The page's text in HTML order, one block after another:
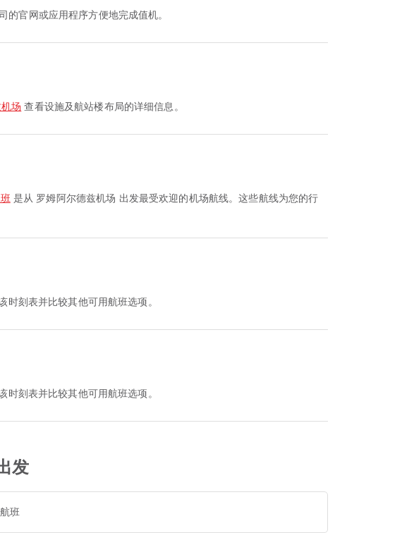
的官网或应用程序方便地完成值机。
场 查看设施及航站楼布局的详细信息。
是从 罗姆阿尔德兹机场 出发最受欢迎的机场航线。这些航线为您的行
时刻表并比较其他可用航班选项。
时刻表并比较其他可用航班选项。
发
班